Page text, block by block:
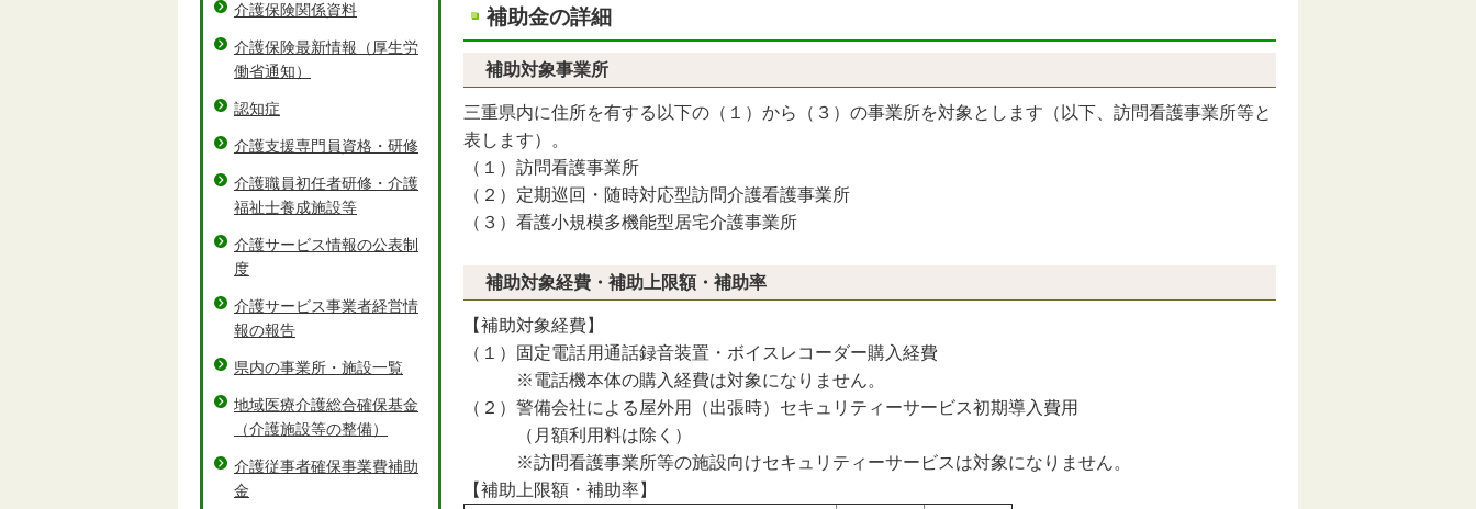
補助金の詳細
補助対象事業所
三重県内に住所を有する以下の（１）から（３）の事業所を対象とします（以下、訪問看護事業所等と
表します）。
（１）訪問看護事業所
（２）定期巡回・随時対応型訪問介護看護事業所
（３）看護小規模多機能型居宅介護事業所
補助対象経費・補助上限額・補助率
【補助対象経費】
（１）固定電話用通話録音装置・ボイスレコーダー購入経費
※電話機本体の購入経費は対象になりません。
（２）警備会社による屋外用（出張時）セキュリティーサービス初期導入費用
（月額利用料は除く）
※訪問看護事業所等の施設向けセキュリティーサービスは対象になりません。
【補助上限額・補助率】
介護保険関係資料
介護保険最新情報（厚生労
働省通知）
認知症
介護支援専門員資格・研修
介護職員初任者研修・介護
福祉士養成施設等
介護サービス情報の公表制
度
介護サービス事業者経営情
報の報告
県内の事業所・施設一覧
地域医療介護総合確保基金
（介護施設等の整備）
介護従事者確保事業費補助
金